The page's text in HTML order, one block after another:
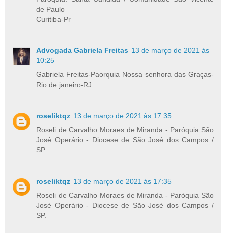
de Paulo
Curitiba-Pr
Advogada Gabriela Freitas 13 de março de 2021 às
10:25
Gabriela Freitas-Paorquia Nossa senhora das Graças-
Rio de janeiro-RJ
roseliktqz 13 de março de 2021 às 17:35
Roseli de Carvalho Moraes de Miranda - Paróquia São
José Operário - Diocese de São José dos Campos /
SP.
roseliktqz 13 de março de 2021 às 17:35
Roseli de Carvalho Moraes de Miranda - Paróquia São
José Operário - Diocese de São José dos Campos /
SP.